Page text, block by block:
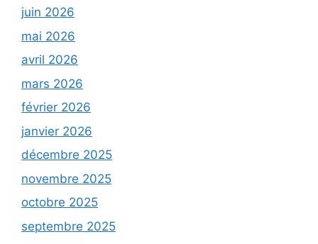
juin 2026
mai 2026
avril 2026
mars 2026
février 2026
janvier 2026
décembre 2025
novembre 2025
octobre 2025
septembre 2025